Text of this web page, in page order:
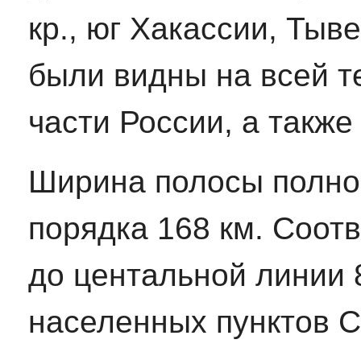
кр., юг Хакассии,
были видны на всей
части России, а
Ширина полосы
порядка 168 км.
до центальной линии
населенных пунктов